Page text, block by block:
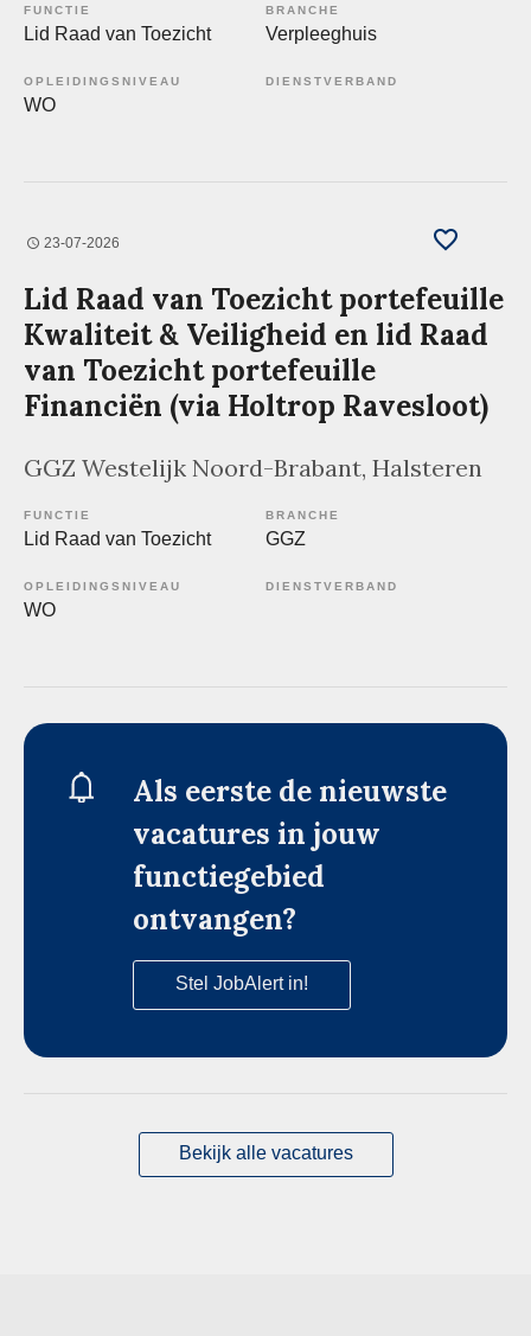
FUNCTIE
Lid Raad van Toezicht
BRANCHE
Verpleeghuis
OPLEIDINGSNIVEAU
WO
DIENSTVERBAND
23-07-2026
Lid Raad van Toezicht portefeuille
Kwaliteit & Veiligheid en lid Raad
van Toezicht portefeuille
Financiën (via Holtrop Ravesloot)
GGZ Westelijk Noord-Brabant, Halsteren
FUNCTIE
Lid Raad van Toezicht
BRANCHE
GGZ
OPLEIDINGSNIVEAU
WO
DIENSTVERBAND
Als eerste de nieuwste
vacatures in jouw
functiegebied
ontvangen?
Stel JobAlert in!
Bekijk alle vacatures